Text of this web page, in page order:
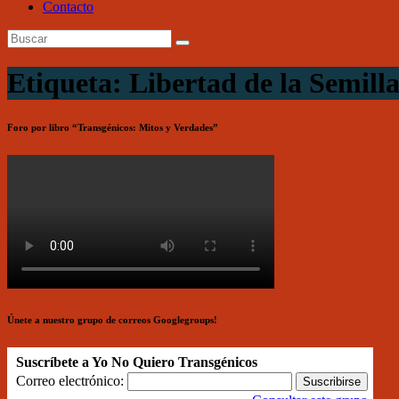
Contacto
Etiqueta: Libertad de la Semilla
Foro por libro “Transgénicos: Mitos y Verdades”
Únete a nuestro grupo de correos Googlegroups!
Suscríbete a Yo No Quiero Transgénicos
Correo electrónico: